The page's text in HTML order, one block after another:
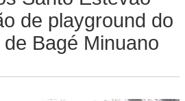
de playground do
Bagé Minuano